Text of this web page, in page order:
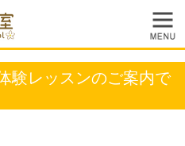
験レッスンのご案内で